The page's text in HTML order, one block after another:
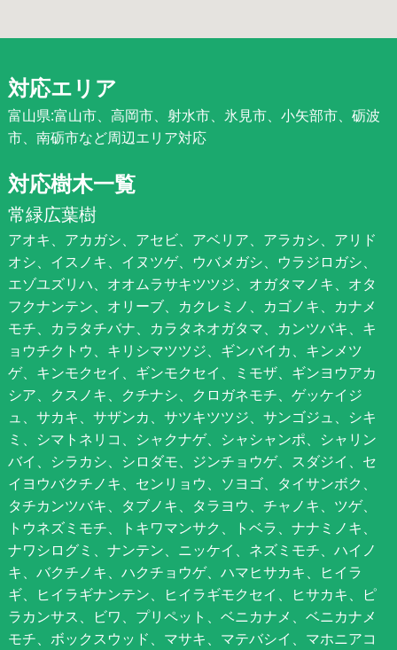
対応エリア
富山県:富山市、高岡市、射水市、氷見市、小矢部市、砺波
市、南砺市など周辺エリア対応
対応樹木一覧
常緑広葉樹
アオキ、アカガシ、アセビ、アベリア、アラカシ、アリド
オシ、イスノキ、イヌツゲ、ウバメガシ、ウラジロガシ、
エゾユズリハ、オオムラサキツツジ、オガタマノキ、オタ
フクナンテン、オリーブ、カクレミノ、カゴノキ、カナメ
モチ、カラタチバナ、カラタネオガタマ、カンツバキ、キ
ョウチクトウ、キリシマツツジ、ギンバイカ、キンメツ
ゲ、キンモクセイ、ギンモクセイ、ミモザ、ギンヨウアカ
シア、クスノキ、クチナシ、クロガネモチ、ゲッケイジ
ュ、サカキ、サザンカ、サツキツツジ、サンゴジュ、シキ
ミ、シマトネリコ、シャクナゲ、シャシャンポ、シャリン
バイ、シラカシ、シロダモ、ジンチョウゲ、スダジイ、セ
イヨウバクチノキ、センリョウ、ソヨゴ、タイサンボク、
タチカンツバキ、タブノキ、タラヨウ、チャノキ、ツゲ、
トウネズミモチ、トキワマンサク、トベラ、ナナミノキ、
ナワシログミ、ナンテン、ニッケイ、ネズミモチ、ハイノ
キ、バクチノキ、ハクチョウゲ、ハマヒサカキ、ヒイラ
ギ、ヒイラギナンテン、ヒイラギモクセイ、ヒサカキ、ピ
ラカンサス、ビワ、プリペット、ベニカナメ、ベニカナメ
モチ、ボックスウッド、マサキ、マテバシイ、マホニアコ